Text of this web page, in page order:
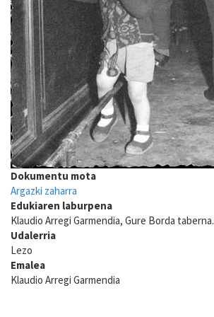
Dokumentu mota
Argazki zaharra
Edukiaren laburpena
Klaudio Arregi Garmendia, Gure Borda taberna.
Udalerria
Lezo
Emalea
Klaudio Arregi Garmendia